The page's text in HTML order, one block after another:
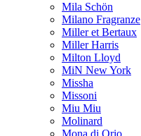
Mila Schön
Milano Fragranze
Miller et Bertaux
Miller Harris
Milton Lloyd
MiN New York
Missha
Missoni
Miu Miu
Molinard
Mona di Orio